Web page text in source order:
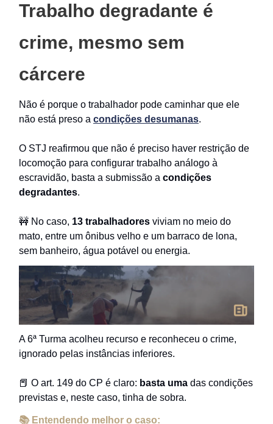
Trabalho degradante é
crime, mesmo sem
cárcere
Não é porque o trabalhador pode caminhar que ele
não está preso a condições desumanas.
O STJ reafirmou que não é preciso haver restrição de
locomoção para configurar trabalho análogo à
escravidão, basta a submissão a condições
degradantes.
🚧 No caso, 13 trabalhadores viviam no meio do
mato, entre um ônibus velho e um barraco de lona,
sem banheiro, água potável ou energia.
A 6ª Turma acolheu recurso e reconheceu o crime,
ignorado pelas instâncias inferiores.
📕 O art. 149 do CP é claro: basta uma das condições
previstas e, neste caso, tinha de sobra.
📚 Entendendo melhor o caso: